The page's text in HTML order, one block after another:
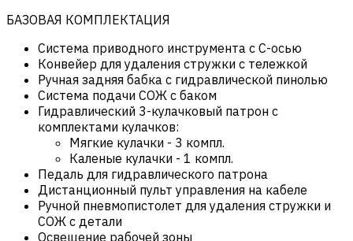
БАЗОВАЯ КОМПЛЕКТАЦИЯ
Система приводного инструмента с С-осью
Конвейер для удаления стружки с тележкой
Ручная задняя бабка с гидравлической пинолью
Система подачи СОЖ с баком
Гидравлический 3-кулачковый патрон с
комплектами кулачков:
Мягкие кулачки - 3 компл.
Каленые кулачки - 1 компл.
Педаль для гидравлического патрона
Дистанционный пульт управления на кабеле
Ручной пневмопистолет для удаления стружки и
СОЖ с детали
Освещение рабочей зоны